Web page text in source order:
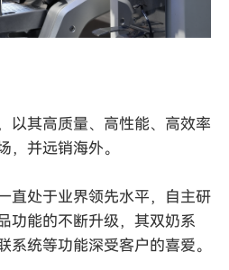
以其高质量、高性能、高效率
，并远销海外。
直处于业界领先水平，自主研
功能的不断升级，其双奶系
系统等功能深受客户的喜爱。